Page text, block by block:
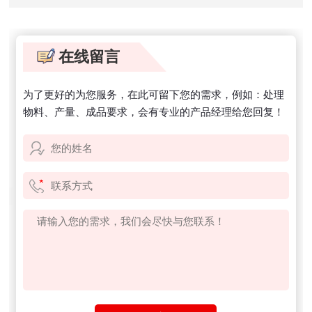
在线留言
为了更好的为您服务，在此可留下您的需求，例如：处理
物料、产量、成品要求，会有专业的产品经理给您回复！